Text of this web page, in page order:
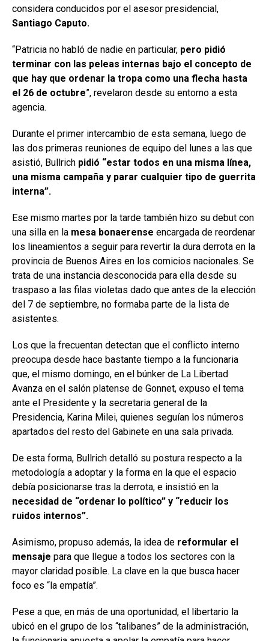
considera conducidos por el asesor presidencial,
Santiago Caputo.
“Patricia no habló de nadie en particular, pero pidió
terminar con las peleas internas bajo el concepto de
que hay que ordenar la tropa como una flecha hasta
el 26 de octubre”, revelaron desde su entorno a esta
agencia.
Durante el primer intercambio de esta semana, luego de
las dos primeras reuniones de equipo del lunes a las que
asistió, Bullrich pidió “estar todos en una misma línea,
una misma campaña y parar cualquier tipo de guerrita
interna”.
Ese mismo martes por la tarde también hizo su debut con
una silla en la mesa bonaerense encargada de reordenar
los lineamientos a seguir para revertir la dura derrota en la
provincia de Buenos Aires en los comicios nacionales. Se
trata de una instancia desconocida para ella desde su
traspaso a las filas violetas dado que antes de la elección
del 7 de septiembre, no formaba parte de la lista de
asistentes.
Los que la frecuentan detectan que el conflicto interno
preocupa desde hace bastante tiempo a la funcionaria
que, el mismo domingo, en el búnker de La Libertad
Avanza en el salón platense de Gonnet, expuso el tema
ante el Presidente y la secretaria general de la
Presidencia, Karina Milei, quienes seguían los números
apartados del resto del Gabinete en una sala privada.
De esta forma, Bullrich detalló su postura respecto a la
metodología a adoptar y la forma en la que el espacio
debía posicionarse tras la derrota, e insistió en la
necesidad de “ordenar lo político” y “reducir los
ruidos internos”.
Asimismo, propuso además, la idea de reformular el
mensaje para que llegue a todos los sectores con la
mayor claridad posible. La clave en la que busca hacer
foco es “la empatía”.
Pese a que, en más de una oportunidad, el libertario la
ubicó en el grupo de los “talibanes” de la administración,